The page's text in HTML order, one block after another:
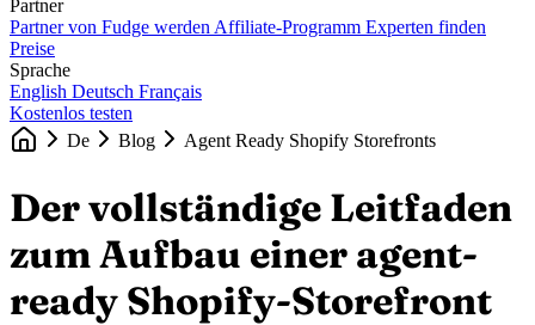
Partner
Partner von Fudge werden Affiliate-Programm Experten finden
Preise
Sprache
English Deutsch Français
Kostenlos testen
De
Blog Agent Ready Shopify Storefronts
Der vollständige Leitfaden
zum Aufbau einer agent-
ready Shopify-Storefront